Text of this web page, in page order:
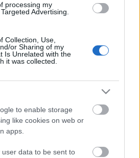
processing my
Advertising.
Collection, Use,
or Sharing of my
Is Unrelated with the
it was collected.
to enable storage
like cookies on web or
apps.
user data to be sent to
célokra lehet majd
saját 3DP kiállítás is lesz.
innovátorok